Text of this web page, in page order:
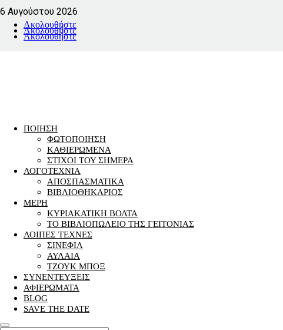
6 Αυγούστου 2026
Ακολουθήστε
Ακολουθήστε
Ακολουθήστε
ΠΟΙΗΣΗ
ΦΩΤΟΠΟΙΗΣΗ
ΚΑΘΙΕΡΩΜΕΝΑ
ΣΤΙΧΟΙ ΤΟΥ ΣΗΜΕΡΑ
ΛΟΓΟΤΕΧΝΙΑ
ΑΠΟΣΠΑΣΜΑΤΙΚΑ
ΒΙΒΛΙΟΘΗΚΑΡΙΟΣ
ΜΕΡΗ
ΚΥΡΙΑΚΑΤΙΚΗ ΒΟΛΤΑ
ΤΟ ΒΙΒΛΙΟΠΩΛΕΙΟ ΤΗΣ ΓΕΙΤΟΝΙΑΣ
ΛΟΙΠΕΣ ΤΕΧΝΕΣ
ΣΙΝΕΦΙΛ
ΑΥΛΑΙΑ
ΤΖΟΥΚ ΜΠΟΞ
ΣΥΝΕΝΤΕΥΞΕΙΣ
ΑΦΙΕΡΩΜΑΤΑ
BLOG
SAVE THE DATE